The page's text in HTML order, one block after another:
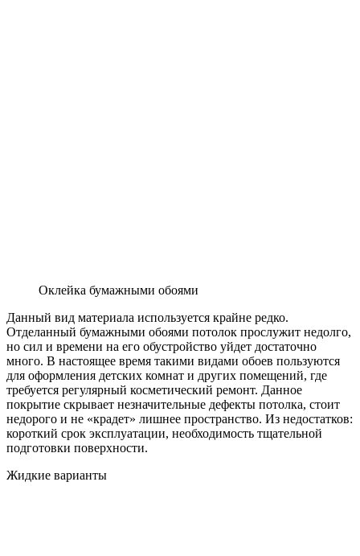
Оклейка бумажными обоями
Данный вид материала используется крайне редко.
Отделанный бумажными обоями потолок прослужит недолго,
но сил и времени на его обустройство уйдет достаточно
много. В настоящее время такими видами обоев пользуются
для оформления детских комнат и других помещений, где
требуется регулярный косметический ремонт. Данное
покрытие скрывает незначительные дефекты потолка, стоит
недорого и не «крадет» лишнее пространство. Из недостатков:
короткий срок эксплуатации, необходимость тщательной
подготовки поверхности.
Жидкие варианты